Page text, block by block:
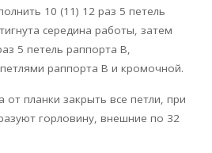
10 (11) 12 раз 5 петель
середина работы, затем
5 петель раппорта B,
раппорта B и кромочной.
от планки закрыть все петли, при
горловину, внешние по 32